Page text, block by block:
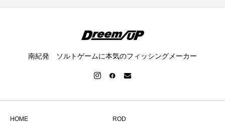
南紀発 ソルトゲームに本気のフィッシングメーカー
HOME ROD